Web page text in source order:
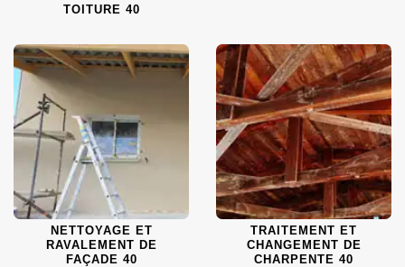
TOITURE 40
NETTOYAGE ET
RAVALEMENT DE
FAÇADE 40
TRAITEMENT ET
CHANGEMENT DE
CHARPENTE 40